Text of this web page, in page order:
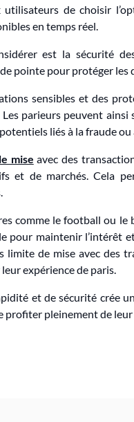
utilisateurs de choisir
en temps réel.
est la sécurité
pointe pour protéger les
sensibles et des
parieurs peuvent
liés à la fraude
mise avec des
et de marchés. Cela
comme le football ou le
pour maintenir l’intérêt
limite de mise avec des
expérience de paris.
et de sécurité crée
pleinement de leur